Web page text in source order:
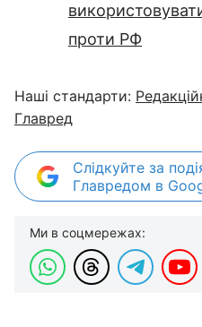
проти РФ
Наші стандарти:
Главред
Слідкуйте за
Главредом в
Ми в соцмережах: